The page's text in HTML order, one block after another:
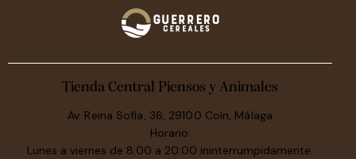
Tienda Central Piensos y Animales
Av. Reina Sofía, 36, 29100 Coín, Málaga
Horario:
Lunes a viernes de 8:00 a 20:00 ininterrumpidamente.